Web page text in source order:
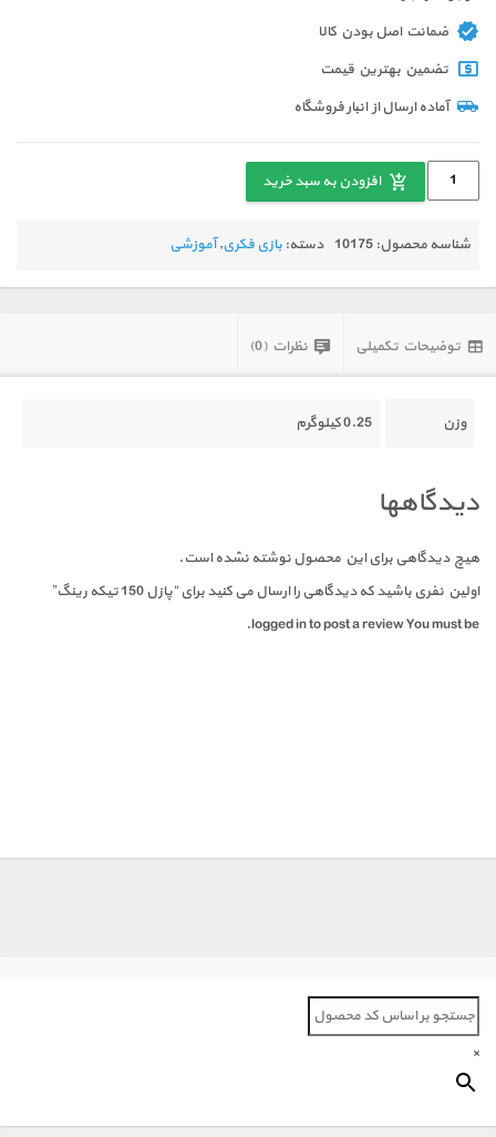
×
ضمانت اصل بودن کالا
تضمین بهترین قیمت
آماده ارسال از انبار فروشگاه
افزودن به سبد خرید
شناسه محصول: 10175 دسته: بازی فکری,آموزشی
توضیحات تکمیلی نظرات (0)
وزن 0.25 کیلوگرم
دیدگاهها
هیچ دیدگاهی برای این محصول نوشته نشده است.
اولین نفری باشید که دیدگاهی را ارسال می کنید برای “پازل 150 تیکه رینگ”
You must be
logged in to post a review.